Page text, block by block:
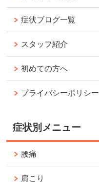
症状ブログ一覧
スタッフ紹介
初めての方へ
プライバシーポリシー
症状別メニュー
腰痛
肩こり